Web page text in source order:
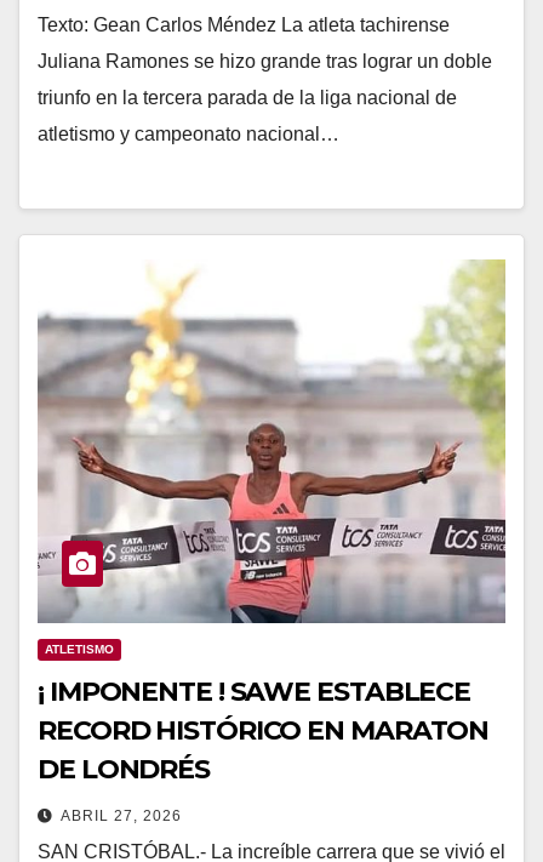
Texto: Gean Carlos Méndez La atleta tachirense
Juliana Ramones se hizo grande tras lograr un doble
triunfo en la tercera parada de la liga nacional de
atletismo y campeonato nacional…
ATLETISMO
¡ IMPONENTE ! SAWE ESTABLECE
RECORD HISTÓRICO EN MARATON
DE LONDRÉS
ABRIL 27, 2026
SAN CRISTÓBAL.- La increíble carrera que se vivió el